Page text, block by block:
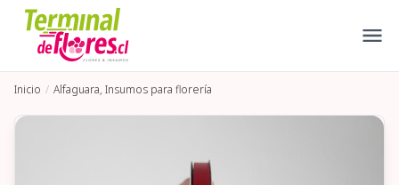
Inicio Alfaguara, Insumos para florería